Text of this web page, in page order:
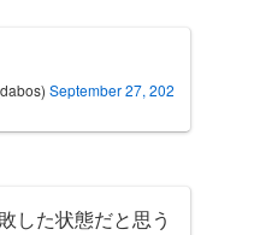
September 27, 202
した状態だと思う